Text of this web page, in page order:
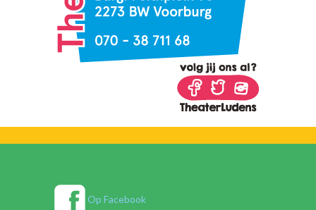
Op Facebook